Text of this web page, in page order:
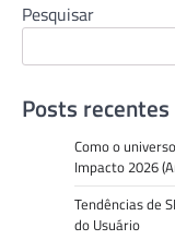
Pesquisar
Posts recentes
Como o
Impacto 2026
Tendências de
do Usuário